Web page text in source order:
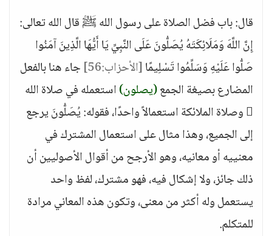
قال: باب فضل الصلاة على رسول الله ﷺ قال الله تعالى:
إِنَّ اللَّهَ وَمَلَائِكَتَهُ يُصَلُّونَ عَلَى النَّبِيِّ يَا أَيُّهَا الَّذِينَ آمَنُوا
صَلُّوا عَلَيْهِ وَسَلِّمُوا تَسْلِيمًا[الأحزاب:56]
جاء هنا بالفعل
المضارع بصيغة الجمع(يصلون)استعمله في صلاة الله
 وصلاة الملائكة استعمالاً واحدًا، فقوله: يُصَلُّونَ يرجع
إلى الجميع، وهذا مثال على استعمال المشترك في
معنييه أو معانيه، وهو الأرجح من أقوال الأصوليين أن
ذلك جائز، ولا إشكال فيه، فهو مشترك، لفظ واحد
يستعمل وله أكثر من معنى، وتكون هذه المعاني مرادة
للمتكلم.